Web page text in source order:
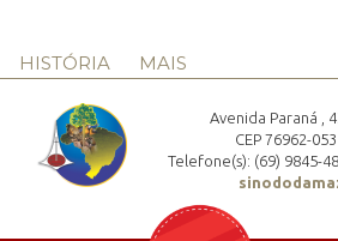
HISTÓRIA MAIS
Avenida Paraná ,
CEP 76962-
Telefone(s): (69) 9845-